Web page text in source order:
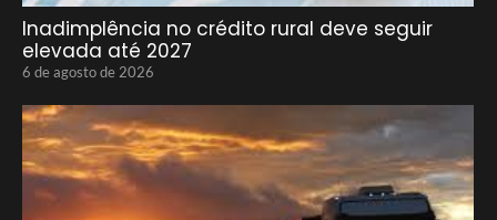
Inadimplência no crédito rural deve seguir
elevada até 2027
6 de agosto de 2026